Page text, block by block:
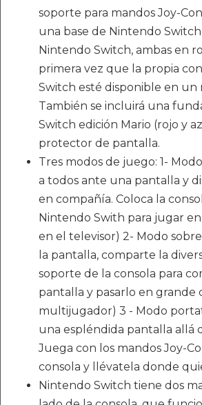
soporte para mandos Joy-
una base de Nintendo
Nintendo Switch, ambas en
primera vez que la propia
Switch esté disponible en un
También se incluirá una
Switch edición Mario (rojo y
protector de pantalla.
Tres modos de juego: 1-
a todos ante una pantalla y
en compañía. Coloca la
Nintendo Swith para jugar
en el televisor) 2- Modo
la pantalla, comparte la
soporte de la consola para
pantalla y pasarlo en grande
multijugador) 3 - Modo
una espléndida pantalla allá
Juega con los mandos Joy-
consola y llévatela donde
Nintendo Switch tiene dos